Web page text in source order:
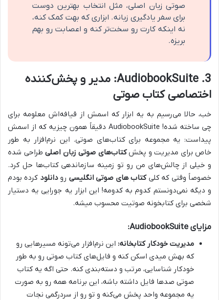
صوتی زبان اصلی، مثل انتخاب بهترین دوست
برای سفر یادگیری زبانه. ابزاری که بهت کمک کنه،
نه اینکه کارت رو سخت‌تر کنه و اعصابت رو بهم
بریزه.
3. AudiobookSuite: مدیر و پخش‌کننده
اختصاصی کتاب صوتی
خب، حالا می‌رسیم به یه ابزار که اسمش از قیافه‌اش معلومه برای
چی ساخته شده! AudiobookSuite دقیقاً همون چیزیه که از اسمش
پیداست: یه مجموعه برای کتاب‌های صوتی. این نرم‌افزار به طور
خاص برای مدیریت و پخشکتاب‌های صوتی زبان اصلی طراحی شده
و خیلی از چالش‌های من رو تو زمینه سازماندهی کتاب‌ها حل کرد.
خصوصاً وقتی که کلیکتاب های صوتی انگلیسی رودانلود کرده بودم
و دیگه نمی‌دونستم کدوم به کدومه! این ابزار یه جورایی یه دستیار
شخصی برای کتابخونه صوتیت محسوب میشه.
مزایای AudiobookSuite:
مدیریت خودکار کتابخانه: این نرم‌افزار می‌تونه مسیرهایی رو
که بهش میدی اسکن کنه و فایل‌های کتاب صوتی رو به طور
خودکار شناسایی، مرتب و دسته‌بندی کنه. حتی اگه یه کتاب
صوتی صدها فایل داشته باشه، این برنامه همه رو به صورت
یه مجموعه واحد پخش می‌کنه و تو رو از سردرگمی نجات